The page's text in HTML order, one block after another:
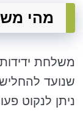
מהי
משלחת
שנועד
ניתן לנקוט